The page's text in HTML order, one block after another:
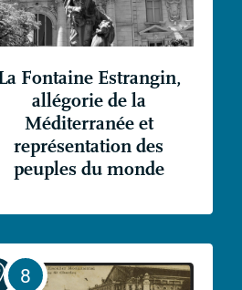
Fontaine Estrangin,
allégorie de la
Méditerranée et
représentation des
peuples du monde